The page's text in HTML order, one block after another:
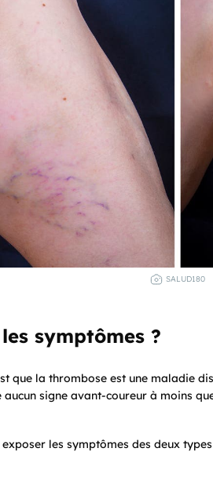
SALUD180
symptômes ?
que la thrombose est une maladie
signe avant-coureur à moins
les symptômes des deux